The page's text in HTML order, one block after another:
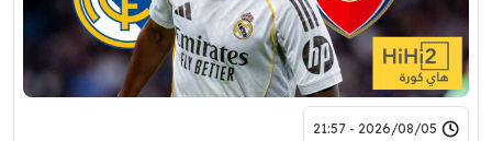
2026/08/05 - 21:57